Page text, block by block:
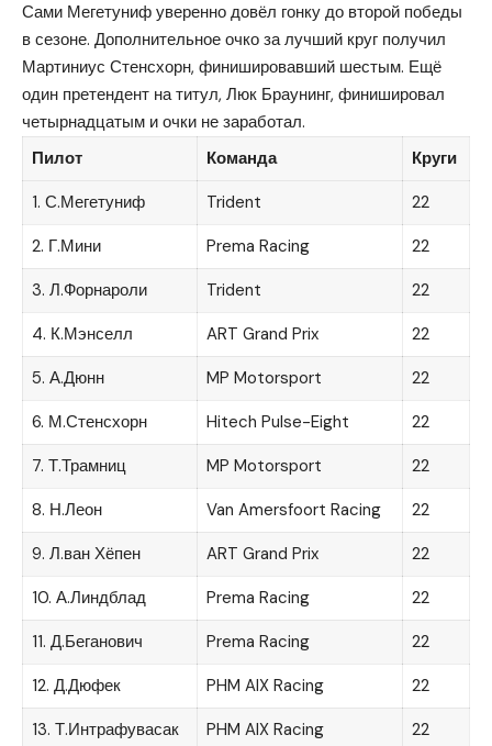
Сами Мегетуниф уверенно довёл гонку до второй победы
в сезоне. Дополнительное очко за лучший круг получил
Мартиниус Стенсхорн, финишировавший шестым. Ещё
один претендент на титул, Люк Браунинг, финишировал
четырнадцатым и очки не заработал.
Пилот
Команда
Круги
1. С.Мегетуниф
Trident
22
2. Г.Мини
Prema Racing
22
3. Л.Форнароли
Trident
22
4. К.Мэнселл
ART Grand Prix
22
5. А.Дюнн
MP Motorsport
22
6. М.Стенсхорн
Hitech Pulse-Eight
22
7. Т.Трамниц
MP Motorsport
22
8. Н.Леон
Van Amersfoort Racing
22
9. Л.ван Хёпен
ART Grand Prix
22
10. А.Линдблад
Prema Racing
22
11. Д.Беганович
Prema Racing
22
12. Д.Дюфек
PHM AIX Racing
22
13. Т.Интрафувасак
PHM AIX Racing
22